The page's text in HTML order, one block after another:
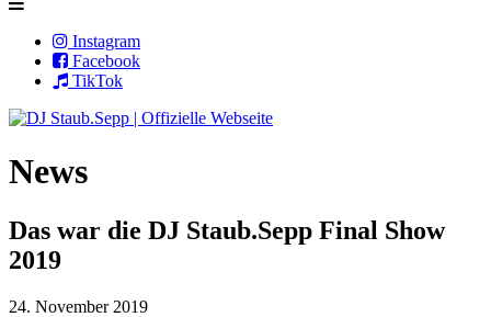
Instagram
Facebook
TikTok
News
Das war die DJ Staub.Sepp Final Show
2019
24. November 2019